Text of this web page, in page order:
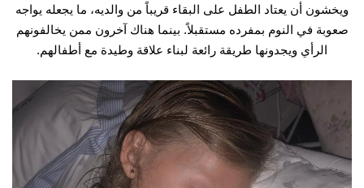
ويخشون أن يعتاد الطفل على البقاء قريباً من والديه، ما يجعله يواجه
صعوبة في النوم بمفرده مستقبلاً. بينما هناك آخرون ممن يخالفونهم
الرأي ويجدونها طريقة رائعة لبناء علاقة وطيدة مع أطفالهم.